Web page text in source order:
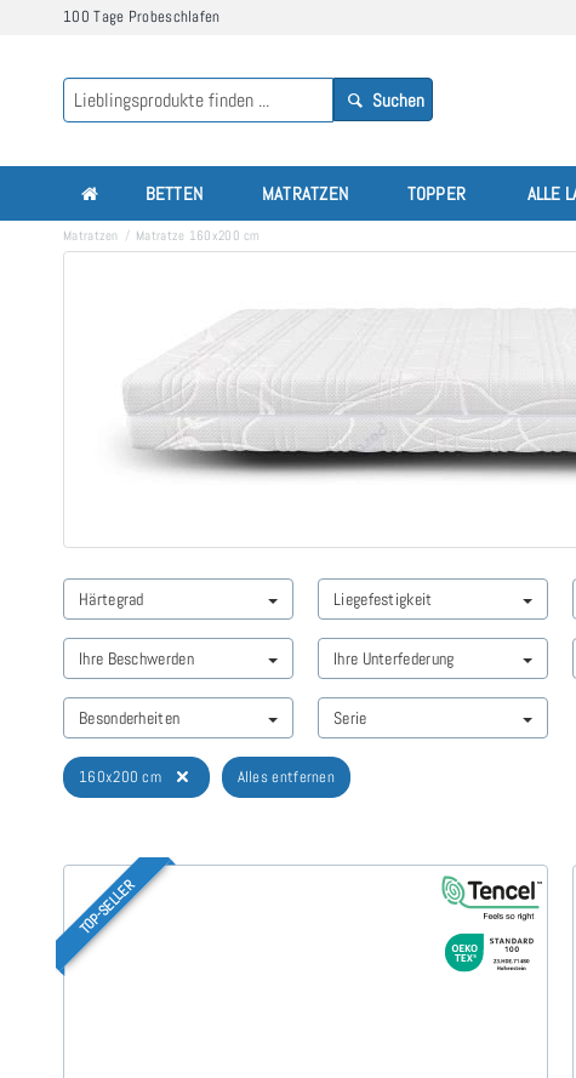
100 Tage Probeschlafen
Suchen
BETTEN MATRATZEN TOPPER ALLE
Matratzen Matratze 160x200 cm
Härtegrad Liegefestigkeit
Ihre Beschwerden Ihre Unterfederung
Besonderheiten Serie
160x200 cm Alles entfernen
TOP-SELLER